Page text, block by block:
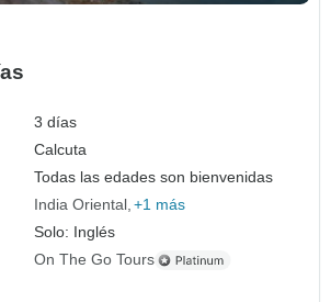
3 días
Calcuta
Todas las edades son bienvenidas
India Oriental +1 más
Solo: Inglés
On The Go Tours